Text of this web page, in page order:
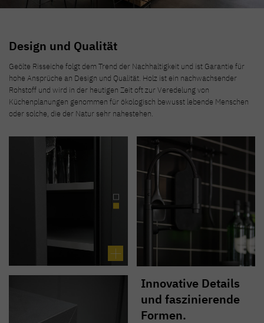
Design und Qualität
Geölte Risseiche folgt dem Trend der Nachhaltigkeit und ist Garantie für
hohe Ansprüche an Design und Qualität. Holz ist ein nachwachsender
Rohstoff und wird in der heutigen Zeit oft zur Veredelung von
Küchenplanungen genommen für ökologisch bewusst lebende Menschen
oder solche, die der Natur sehr nahestehen.
Innovative Details
und faszinierende
Formen.